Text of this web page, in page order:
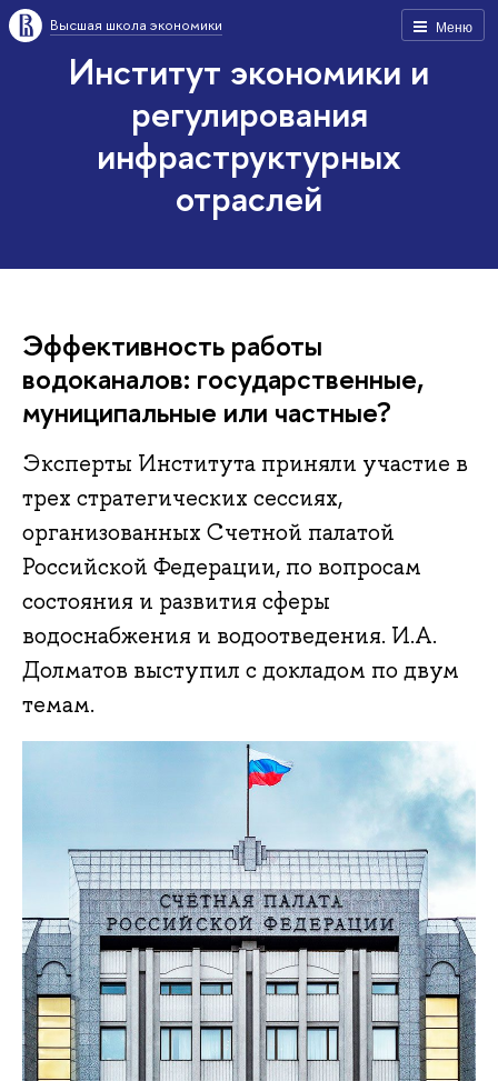
Меню
Высшая школа экономики
Институт экономики и
регулирования
инфраструктурных
отраслей
Эффективность работы
водоканалов: государственные,
муниципальные или частные?
Эксперты Института приняли участие в
трех стратегических сессиях,
организованных Счетной палатой
Российской Федерации, по вопросам
состояния и развития сферы
водоснабжения и водоотведения. И.А.
Долматов выступил с докладом по двум
темам.